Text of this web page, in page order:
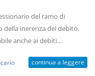
del ramo di
della inerenza del debito,
anche ai debiti...
continua a leggere